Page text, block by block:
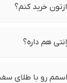
خرید کنم؟
هم داره؟
رو با طلای